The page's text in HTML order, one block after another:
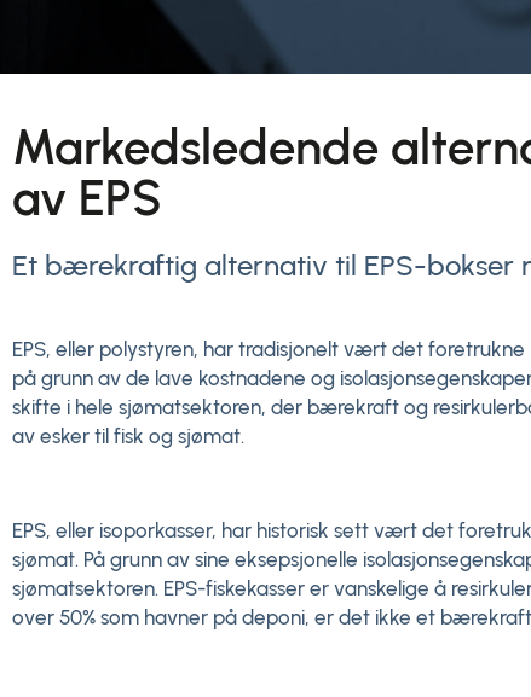
Markedsledende
av EPS
Et bærekraftig alternativ til EPS-bokser
EPS, eller polystyren, har tradisjonelt vært det
på grunn av de lave kostnadene og
skifte i hele sjømatsektoren, der bærekraft og
av esker til fisk og sjømat.
EPS, eller isoporkasser, har historisk sett vært det
sjømat. På grunn av sine eksepsjonelle
sjømatsektoren. EPS-fiskekasser er vanskelige å
over 50% som havner på deponi, er det ikke et